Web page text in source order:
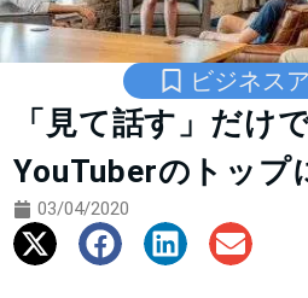
ビジネス
「見て話す」だけ
YouTuberのトップ
03/04/2020